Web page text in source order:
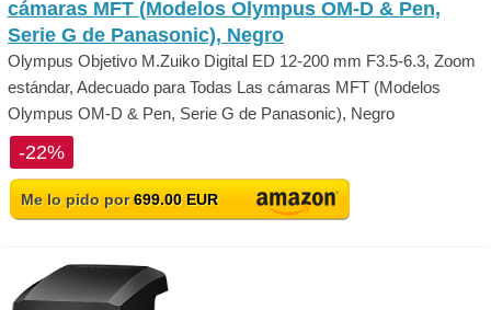
cámaras MFT (Modelos Olympus OM-D & Pen,
Serie G de Panasonic), Negro
Olympus Objetivo M.Zuiko Digital ED 12-200 mm F3.5-6.3, Zoom
estándar, Adecuado para Todas Las cámaras MFT (Modelos
Olympus OM-D & Pen, Serie G de Panasonic), Negro
-22%
Me lo pido por699.00 EUR